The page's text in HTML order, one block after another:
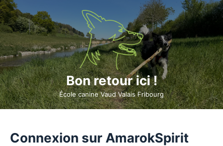
Connexion sur AmarokSpirit
Bon retour ici !
École canine Vaud Valais Fribourg